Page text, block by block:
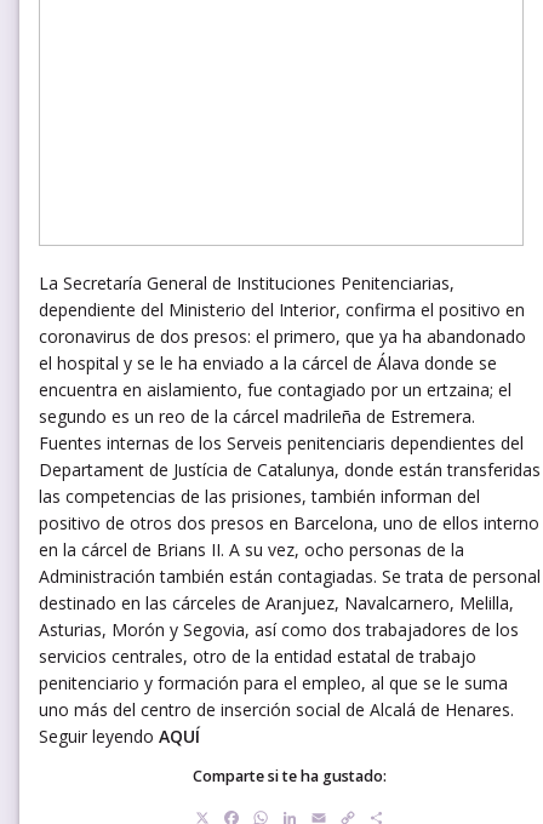
La Secretaría General de Instituciones Penitenciarias,
dependiente del Ministerio del Interior, confirma el positivo en
coronavirus de dos presos: el primero, que ya ha abandonado
el hospital y se le ha enviado a la cárcel de Álava donde se
encuentra en aislamiento, fue contagiado por un ertzaina; el
segundo es un reo de la cárcel madrileña de Estremera.
Fuentes internas de los Serveis penitenciaris dependientes del
Departament de Justícia de Catalunya, donde están transferidas
las competencias de las prisiones, también informan del
positivo de otros dos presos en Barcelona, uno de ellos interno
en la cárcel de Brians II. A su vez, ocho personas de la
Administración también están contagiadas. Se trata de personal
destinado en las cárceles de Aranjuez, Navalcarnero, Melilla,
Asturias, Morón y Segovia, así como dos trabajadores de los
servicios centrales, otro de la entidad estatal de trabajo
penitenciario y formación para el empleo, al que se le suma
uno más del centro de inserción social de Alcalá de Henares.
Seguir leyendo AQUÍ
Comparte si te ha gustado:
Facebook
WhatsApp
LinkedIn
EmailCopy